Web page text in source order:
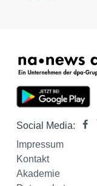
Social Media:
Impressum
Kontakt
Akademie